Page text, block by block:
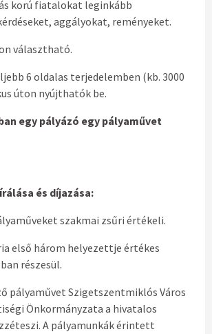
korú fiatalokat leginkább
aggályokat, reményeket.
választható.
6 oldalas terjedelemben (kb. 3000
úton nyújthatók be.
egy pályázó egy pályaművet
és díjazása:
szakmai zsűri értékeli.
első három helyezettje értékes
részesül.
pályaművet Szigetszentmiklós Város
Önkormányzata a hivatalos
A pályamunkák érintett